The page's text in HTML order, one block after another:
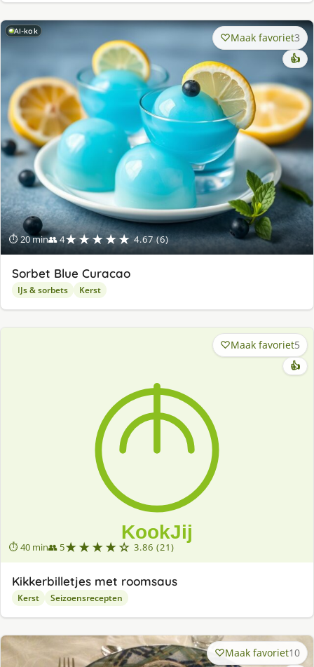
AI-kok
⏱ 20 min👥 4★★★★★ 4.67 (6)
Maak favoriet3
👍
Sorbet Blue Curacao
IJs & sorbets Kerst
⏱ 40 min👥 5★★★★☆ 3.86 (21)
Maak favoriet5
👍
Kikkerbilletjes met roomsaus
Kerst Seizoensrecepten
Maak favoriet10